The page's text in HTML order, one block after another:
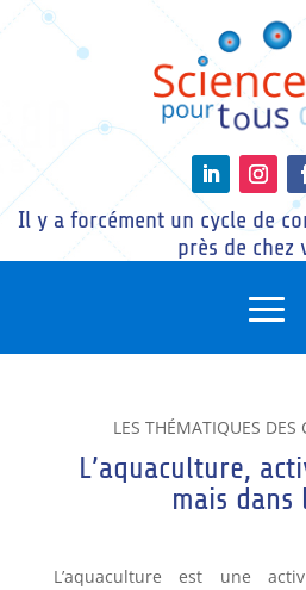
Il y a forcément un cycle de
près de chez
LES THÉMATIQUES DES
L’aquaculture,
mais dans
L’aquaculture est une